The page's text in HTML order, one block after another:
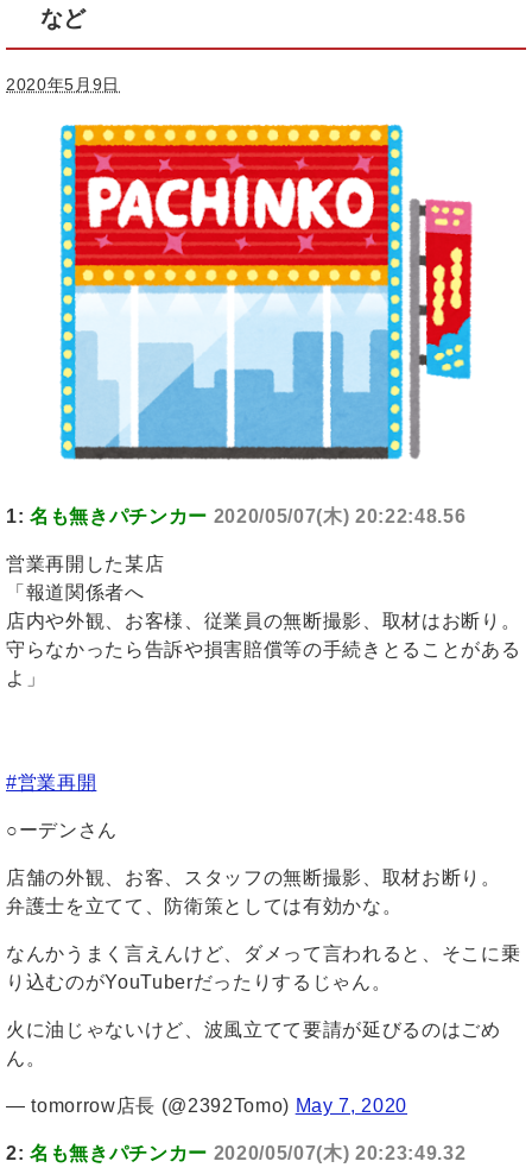
など
2020年5月9日
1: 名も無きパチンカー 2020/05/07(木) 20:22:48.56
営業再開した某店
「報道関係者へ
店内や外観、お客様、従業員の無断撮影、取材はお断り。
守らなかったら告訴や損害賠償等の手続きとることがある
よ」
#営業再開
○ーデンさん
店舗の外観、お客、スタッフの無断撮影、取材お断り。
弁護士を立てて、防衛策としては有効かな。
なんかうまく言えんけど、ダメって言われると、そこに乗
り込むのがYouTuberだったりするじゃん。
火に油じゃないけど、波風立てて要請が延びるのはごめ
ん。
— tomorrow店長 (@2392Tomo) May 7, 2020
2: 名も無きパチンカー 2020/05/07(木) 20:23:49.32